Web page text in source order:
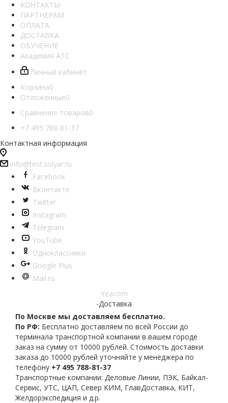
КОНТАКТЫ
ПАРТНЕРАМ
ОПЛАТА
ДОСТАВКА
ОБУЧЕНИЕ
Академия АТС
Личный кабинет
Корзина0
Отложенные0
Сравнение товаров0
+7 495 788-81-37
Контактная информация
info@test.solyar.ru
Facebook
Вконтакте
Twitter
Instagram
Telegram
YouTube
Одноклассники
Google Plus
Mail.ru
Yeacom
-Доставка
По Москве мы доставляем бесплатно.
По РФ: Бесплатно доставляем по всей России до
терминала транспортной компании в вашем городе
заказ на сумму от 10000 рублей. Стоимость доставки
заказа до 10000 рублей уточняйте у менеджера по
телефону +7 495 788-81-37
Транспортные компании: Деловые Линии, ПЭК, Байкал-
Сервис, УТС, ЦАП, Север КИМ, ГлавДоставка, КИТ,
Желдорэкспедиция и д.р.